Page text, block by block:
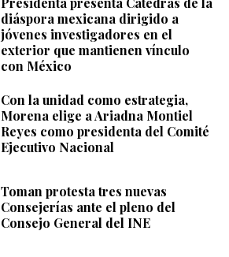
diáspora mexicana dirigido a
jóvenes investigadores en el
exterior que mantienen vínculo
con México
Con la unidad como estrategia,
Morena elige a Ariadna Montiel
Reyes como presidenta del Comité
Ejecutivo Nacional
Toman protesta tres nuevas
Consejerías ante el pleno del
Consejo General del INE